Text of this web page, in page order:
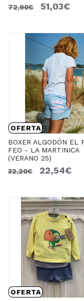
72,90€
51,03€
OFERTA
BOXER ALGODÓN EL
FEO - LA MARTINICA
(VERANO 25)
32,20€
22,54€
OFERTA